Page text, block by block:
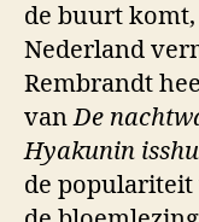
de buurt
Nederland
Rembrandt
vanDe
Hyakunin isshu
de populariteit